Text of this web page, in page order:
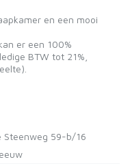
en een mooi
er een 100%
BTW tot 21%,
Steenweg 59-b/16